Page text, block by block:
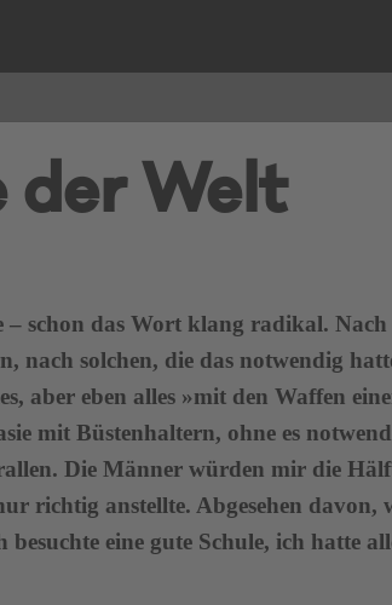
der Welt
– schon das Wort klang radikal.
nach solchen, die das notwendig
aber eben alles »mit den Waffen
mit Büstenhaltern, ohne es
Die Männer würden mir die
richtig anstellte. Abgesehen davon,
besuchte eine gute Schule, ich hatte